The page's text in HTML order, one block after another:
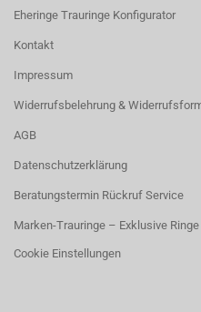
Eheringe Trauringe Konfigurator
Kontakt
Impressum
Widerrufsbelehrung &
AGB
Datenschutzerklärung
Beratungstermin Rückruf Service
Marken-Trauringe – Exklusive
Cookie Einstellungen